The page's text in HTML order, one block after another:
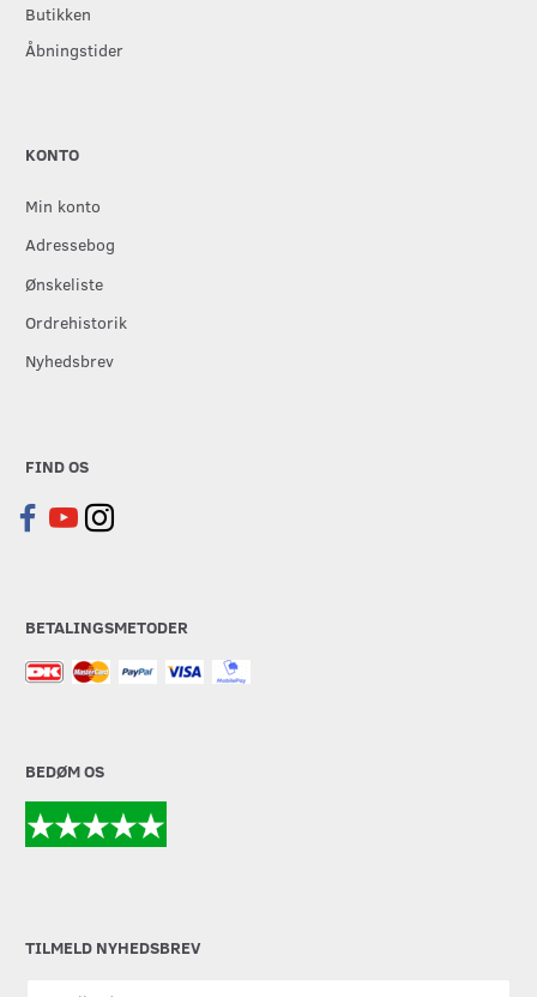
Butikken
Åbningstider
KONTO
Min konto
Adressebog
Ønskeliste
Ordrehistorik
Nyhedsbrev
FIND OS
BETALINGSMETODER
BEDØM OS
TILMELD NYHEDSBREV